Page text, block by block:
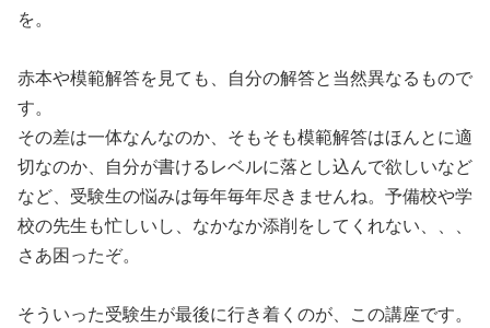
を。
赤本や模範解答を見ても、自分の解答と当然異なるもので
す。
その差は一体なんなのか、そもそも模範解答はほんとに適
切なのか、自分が書けるレベルに落とし込んで欲しいなど
など、受験生の悩みは毎年毎年尽きませんね。予備校や学
校の先生も忙しいし、なかなか添削をしてくれない、、、
さあ困ったぞ。
そういった受験生が最後に行き着くのが、この講座です。